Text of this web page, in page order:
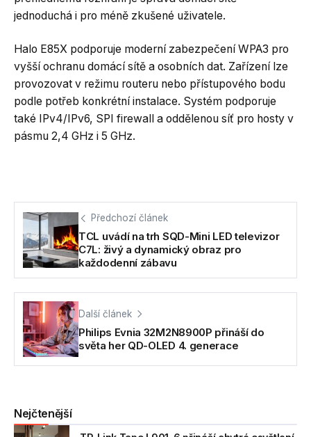
jednoduchá i pro méně zkušené uživatele.
Halo E85X podporuje moderní zabezpečení WPA3 pro
vyšší ochranu domácí sítě a osobních dat. Zařízení lze
provozovat v režimu routeru nebo přístupového bodu
podle potřeb konkrétní instalace. Systém podporuje
také IPv4/IPv6, SPI firewall a oddělenou síť pro hosty v
pásmu 2,4 GHz i 5 GHz.
Předchozí článek
TCL uvádí na trh SQD-Mini LED televizor
C7L: živý a dynamický obraz pro
každodenní zábavu
Další článek
Philips Evnia 32M2N8900P přináší do
světa her QD-OLED 4. generace
Nejčtenější